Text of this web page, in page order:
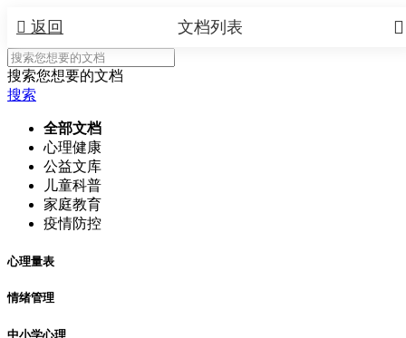
 返回 
文档列表
搜索您想要的文档
搜索
全部文档
心理健康
公益文库
儿童科普
家庭教育
疫情防控
心理量表
情绪管理
中小学心理